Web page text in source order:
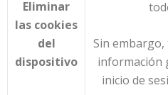
Eliminar
las cookies
del
dispositivo
Sin
información
inicio de